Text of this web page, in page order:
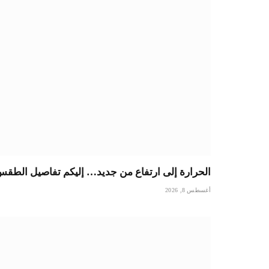
الحرارة إلى ارتفاع من جديد… إليكم تفاصيل
أغسطس 8, 2026